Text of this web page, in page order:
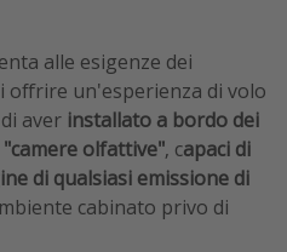
alle esigenze dei
offrire un'esperienza di volo
aver installato a bordo dei
olfattive", capaci di
di qualsiasi emissione di
cabinato privo di